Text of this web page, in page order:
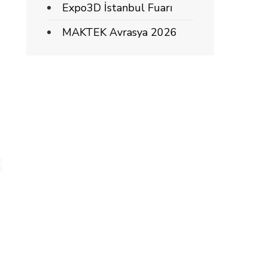
Expo3D İstanbul Fuarı
MAKTEK Avrasya 2026